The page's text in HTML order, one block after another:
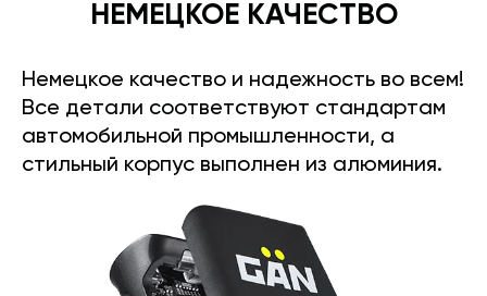
НЕМЕЦКОЕ КАЧЕСТВО
Немецкое качество и надежность во всем!
Все детали соответствуют стандартам
автомобильной промышленности, а
стильный корпус выполнен из алюминия.